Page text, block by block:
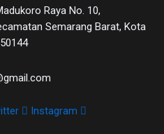
Raya No. 10,
Semarang Barat, Kota
Instagram